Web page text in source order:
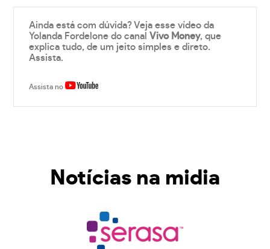
Ainda está com dúvida? Veja esse vídeo da
Yolanda Fordelone do canalVivo Money, que
explica tudo, de um jeito simples e direto.
Assista.
Assista no
Notícias na midia